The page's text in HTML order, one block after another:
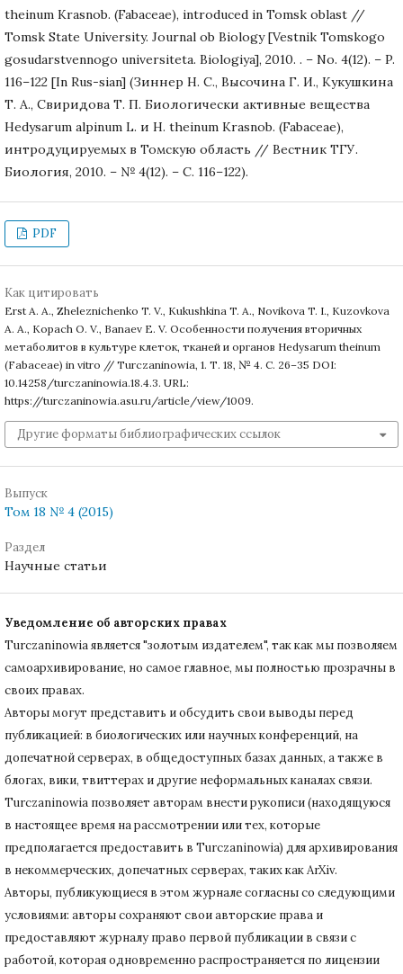
theinum Krasnob. (Fabaceae), introduced in Tomsk oblast //
Tomsk State University. Journal ob Biology [Vestnik Tomskogo
gosudarstvennogo universiteta. Biologiya], 2010. . – No. 4(12). – P.
116–122 [In Rus-sian] (Зиннер Н. С., Высочина Г. И., Кукушкина
Т. А., Свиридова Т. П. Биологически активные вещества
Hedysarum alpinum L. и H. theinum Krasnob. (Fabaceae),
интродуцируемых в Томскую область // Вестник ТГУ.
Биология, 2010. – № 4(12). – С. 116–122).
PDF
Как цитировать
Erst A. A., Zheleznichenko T. V., Kukushkina T. A., Novikova T. I., Kuzovkova
A. A., Kopach O. V., Banaev E. V. Особенности получения вторичных
метаболитов в культуре клеток, тканей и органов Hedysarum theinum
(Fabaceae) in vitro // Turczaninowia, 1. Т. 18, № 4. С. 26–35 DOI:
10.14258/turczaninowia.18.4.3. URL:
https://turczaninowia.asu.ru/article/view/1009.
Другие форматы библиографических ссылок
Выпуск
Том 18 № 4 (2015)
Раздел
Научные статьи
Уведомление об авторских правах
Turczaninowiа является "золотым издателем", так как мы позволяем
самоархивирование, но самое главное, мы полностью прозрачны в
своих правах.
Авторы могут представить и обсудить свои выводы перед
публикацией: в биологических или научных конференций, на
допечатной серверах, в общедоступных базах данных, а также в
блогах, вики, твиттерах и другие неформальных каналах связи.
Turczaninowiа позволяет авторам внести рукописи (находящуюся
в настоящее время на рассмотрении или тех, которые
предполагается предоставить в Turczaninowia) для архивирования
в некоммерческих, допечатных серверах, таких как ArXiv.
Авторы, публикующиеся в этом журнале согласны со следующими
условиями: авторы сохраняют свои авторские права и
предоставляют журналу право первой публикации в связи с
работой, которая одновременно распространяется по лицензии